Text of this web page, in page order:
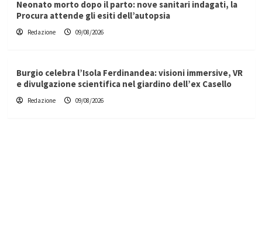
Neonato morto dopo il parto: nove sanitari indagati, la
Procura attende gli esiti dell’autopsia
Redazione 09/08/2026
Burgio celebra l’Isola Ferdinandea: visioni immersive, VR
e divulgazione scientifica nel giardino dell’ex Casello
Redazione 09/08/2026